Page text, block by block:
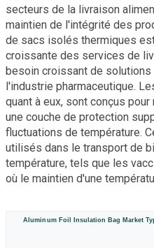
secteurs de la livraison
maintien de l'intégrité des
de sacs isolés thermiques
croissante des services de
besoin croissant de
l'industrie pharmaceutique.
quant à eux, sont conçus
une couche de protection
fluctuations de température.
utilisés dans le transport de
température, tels que les
où le maintien d'une